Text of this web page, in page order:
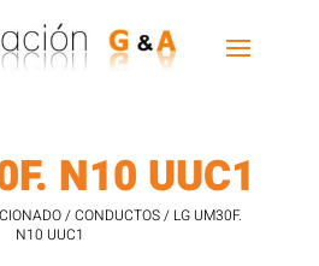
N10 UUC1
/CONDUCTOS/ LG UM30F.
N10 UUC1